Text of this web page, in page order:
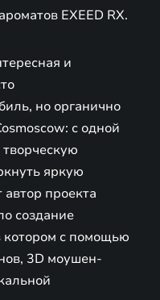
EXEED RX.
и
но органично
с одной
яркую
автор проекта
создание
котором с помощью
3D моушен-